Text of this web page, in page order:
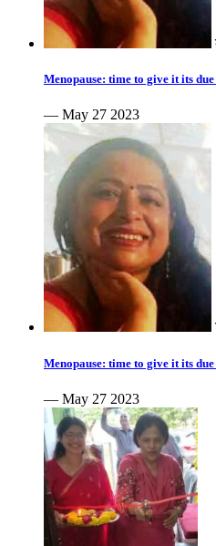
Menopause: time to give it its
— May 27 2023
Menopause: time to give it its
— May 27 2023